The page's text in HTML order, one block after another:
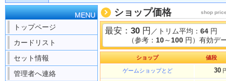
MENU
トップページ
カードリスト
セット情報
管理者へ連絡
ショップ価格 shop
最安： 30 円 ／トリム平均： 64 円
（参考： 10～ 100 円）有効デ
ショップ 値段
ゲームショップとど 30